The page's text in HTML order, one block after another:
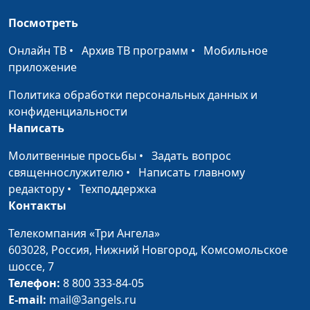
Опасные практики.
Хэллоуин. Развлечение
Наталья
и социальных наук
Опасные практики.
христианство
магистр социологии
и социальных наук
Опасные практики.
Чакры и наука
и социальных наук
Опасные практики. Йога
— фитнес или
Посмотреть
Онлайн ТВ • Архив ТВ программ • Мобильное
приложение
Политика обработки персональных данных и
конфиденциальности
Написать
Молитвенные просьбы • Задать вопрос
священнослужителю • Написать главному
редактору • Техподдержка
Контакты
Телекомпания «Три Ангела»
603028, Россия, Нижний Новгород, Комсомольское
шоссе, 7
Телефон: 8 800 333-84-05
E-mail: mail@3angels.ru